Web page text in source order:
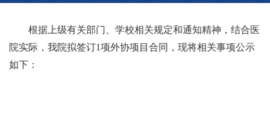
根据上级有关部门、学校相关规定和通知精神，结合医
院实际，我院拟签订1项外协项目合同，现将相关事项公示
如下：